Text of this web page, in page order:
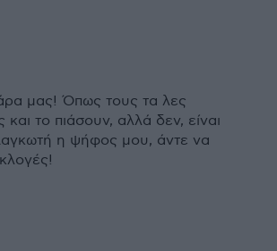
μας! Όπως τους τα λες
το πιάσουν, αλλά δεν, είναι
η ψήφος μου, άντε να